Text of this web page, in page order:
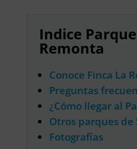
Indice
Remonta
Conoce Finca La
Preguntas
¿Cómo llegar al
Otros parques
Fotografías